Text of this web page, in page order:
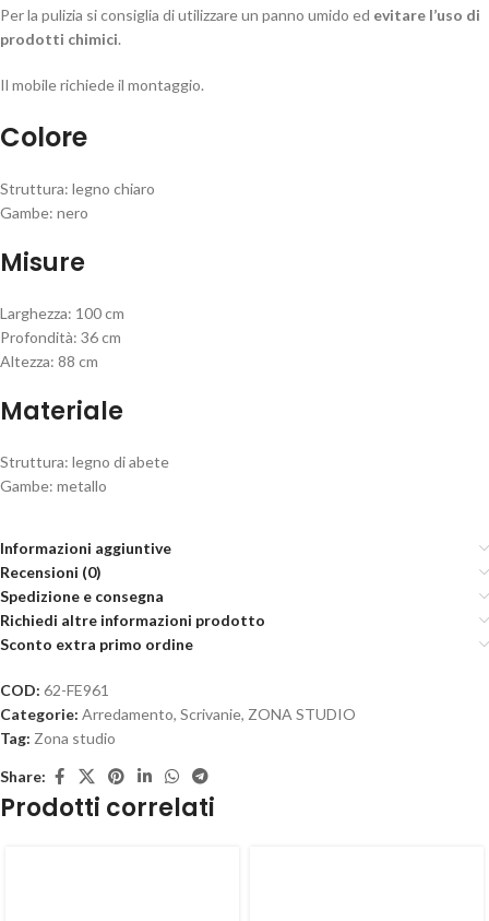
Per la pulizia si consiglia di utilizzare un panno umido ed evitare l’uso di
prodotti chimici.
Il mobile richiede il montaggio.
Colore
Struttura: legno chiaro
Gambe: nero
Misure
Larghezza: 100 cm
Profondità: 36 cm
Altezza: 88 cm
Materiale
Struttura: legno di abete
Gambe: metallo
Informazioni aggiuntive
Recensioni (0)
Spedizione e consegna
Richiedi altre informazioni prodotto
Sconto extra primo ordine
COD: 62-FE961
Categorie: Arredamento, Scrivanie, ZONA STUDIO
Tag: Zona studio
Share:
Prodotti correlati